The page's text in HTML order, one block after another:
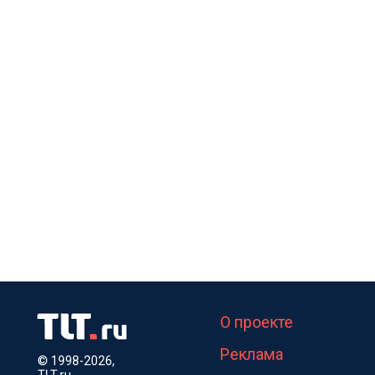
© 1998-2026,
О проекте
Реклама